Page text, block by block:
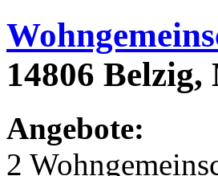
14806 Belzig,
Angebote:
2